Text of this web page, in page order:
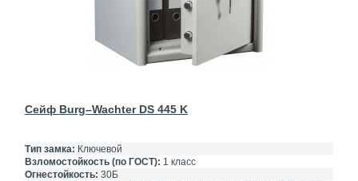
Сейф Burg–Wachter DS 445 K
Тип замка: Ключевой
Взломостойкость (по ГОСТ): 1 класс
Огнестойкость: 30Б